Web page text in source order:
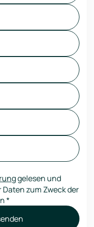
gelesen und
zum Zweck der
*